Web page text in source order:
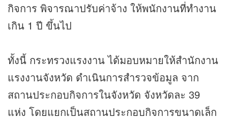
กิจการ พิจารณาปรับค่าจ้าง ให้พนักงานที่ทำงาน
เกิน 1 ปี ขึ้นไป
ทั้งนี้ กระทรวงแรงงาน ได้มอบหมายให้สำนักงาน
แรงงานจังหวัด ดำเนินการสำรวจข้อมูล จาก
สถานประกอบกิจการในจังหวัด จังหวัดละ 39
แห่ง โดยแยกเป็นสถานประกอบกิจการขนาดเล็ก